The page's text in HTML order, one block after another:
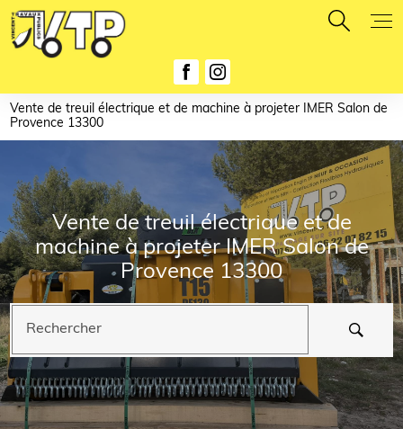
Vente de treuil électrique et de machine à projeter IMER Salon de
Provence 13300
Vente de treuil électrique et de
machine à projeter IMER Salon de
Provence 13300
Rechercher
Panneau de gestion des cookies